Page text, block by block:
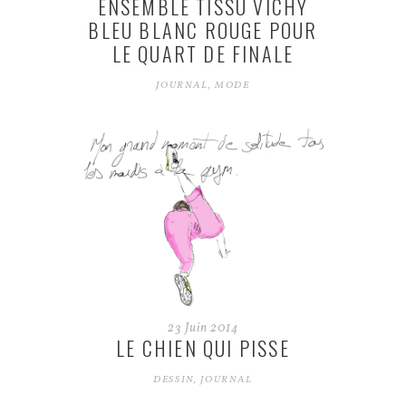
ENSEMBLE TISSU VICHY
BLEU BLANC ROUGE POUR
LE QUART DE FINALE
JOURNAL,MODE
23 Juin 2014
LE CHIEN QUI PISSE
DESSIN,JOURNAL